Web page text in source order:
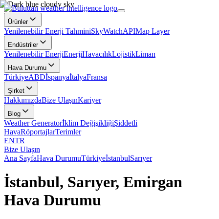
Ürünler
Yenilenebilir Enerji TahminiSkyWatchAPIMap Layer
Endüstriler
Yenilenebilir EnerjiEnerjiHavacılıkLojistikLiman
Hava Durumu
TürkiyeABDİspanyaİtalyaFransa
Şirket
HakkımızdaBize UlaşınKariyer
Blog
Weather Generatorİklim DeğişikliğiŞiddetli
HavaRöportajlarTerimler
ENTR
Bize Ulaşın
Ana SayfaHava DurumuTürkiyeİstanbulSarıyer
İstanbul, Sarıyer, Emirgan
Hava Durumu